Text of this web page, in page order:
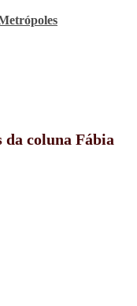
da coluna Fábia